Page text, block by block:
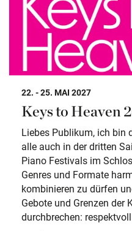
22. - 25. MAI 2027
Keys to Heaven
Liebes Publikum, ich bin
alle auch in der dritten
Piano Festivals im
Genres und Formate
kombinieren zu dürfen
Gebote und Grenzen der
durchbrechen: